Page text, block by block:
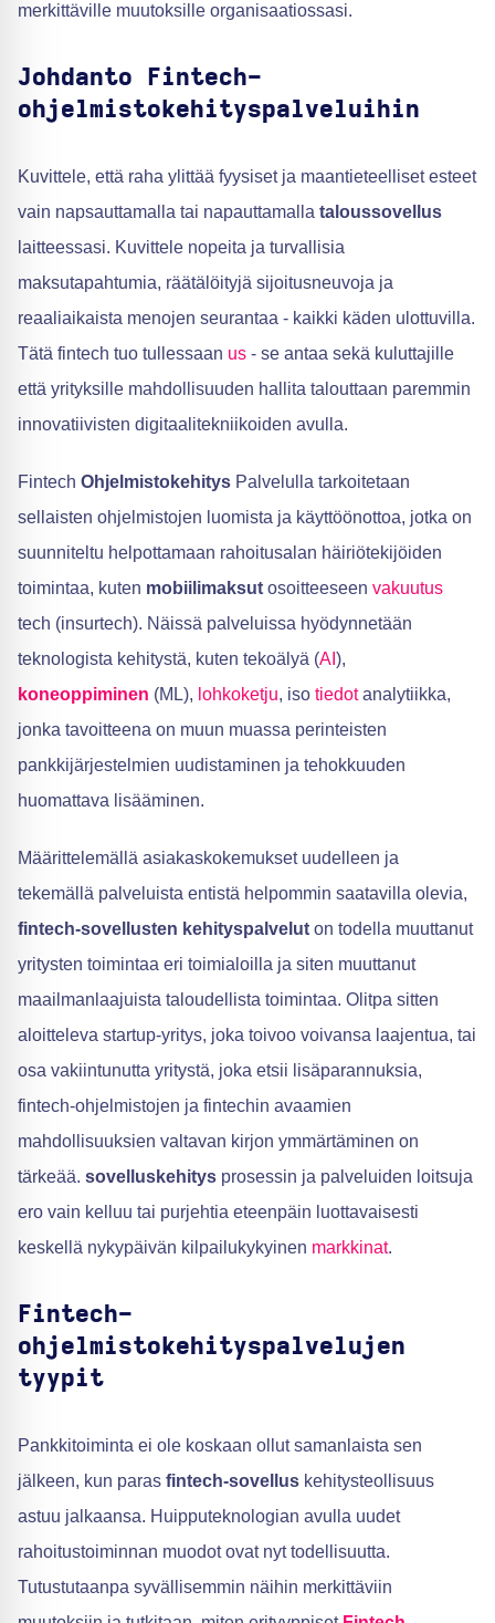
merkittäville muutoksille organisaatiossasi.
Johdanto Fintech-
ohjelmistokehityspalveluihin
Kuvittele, että raha ylittää fyysiset ja maantieteelliset esteet
vain napsauttamalla tai napauttamalla taloussovellus
laitteessasi. Kuvittele nopeita ja turvallisia
maksutapahtumia, räätälöityjä sijoitusneuvoja ja
reaaliaikaista menojen seurantaa - kaikki käden ulottuvilla.
Tätä fintech tuo tullessaan us - se antaa sekä kuluttajille
että yrityksille mahdollisuuden hallita talouttaan paremmin
innovatiivisten digitaalitekniikoiden avulla.
Fintech Ohjelmistokehitys Palvelulla tarkoitetaan
sellaisten ohjelmistojen luomista ja käyttöönottoa, jotka on
suunniteltu helpottamaan rahoitusalan häiriötekijöiden
toimintaa, kuten mobiilimaksut osoitteeseen vakuutus
tech (insurtech). Näissä palveluissa hyödynnetään
teknologista kehitystä, kuten tekoälyä (AI ),
koneoppiminen (ML), lohkoketju, iso tiedotanalytiikka,
jonka tavoitteena on muun muassa perinteisten
pankkijärjestelmien uudistaminen ja tehokkuuden
huomattava lisääminen.
Määrittelemällä asiakaskokemukset uudelleen ja
tekemällä palveluista entistä helpommin saatavilla olevia,
fintech-sovellusten kehityspalvelut on todella muuttanut
yritysten toimintaa eri toimialoilla ja siten muuttanut
maailmanlaajuista taloudellista toimintaa. Olitpa sitten
aloitteleva startup-yritys, joka toivoo voivansa laajentua, tai
osa vakiintunutta yritystä, joka etsii lisäparannuksia,
fintech-ohjelmistojen ja fintechin avaamien
mahdollisuuksien valtavan kirjon ymmärtäminen on
tärkeää. sovelluskehitys prosessin ja palveluiden loitsuja
ero vain kelluu tai purjehtia eteenpäin luottavaisesti
keskellä nykypäivän kilpailukykyinen markkinat.
Fintech-
ohjelmistokehityspalvelujen
tyypit
Pankkitoiminta ei ole koskaan ollut samanlaista sen
jälkeen, kun paras fintech-sovellus kehitysteollisuus
astuu jalkaansa. Huipputeknologian avulla uudet
rahoitustoiminnan muodot ovat nyt todellisuutta.
Tutustutaanpa syvällisemmin näihin merkittäviin